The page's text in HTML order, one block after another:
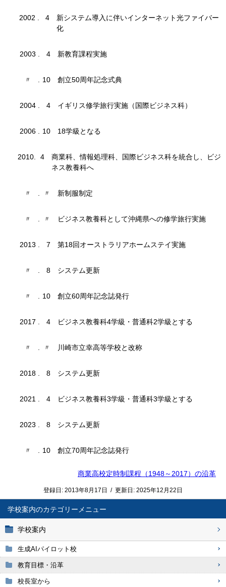
学校案内
学校案内
生成AIパイロット校
教育目標・沿革
校長室から
2002 4
新システム導入に伴いインターネット光ファイバー
化
2003 4 新教育課程実施
〃 10 創立50周年記念式典
2004 4 イギリス修学旅行実施（国際ビジネス科）
2006 10 18学級となる
2010 4
商業科、情報処理科、国際ビジネス科を統合し、ビジ
ネス教養科へ
〃 〃 新制服制定
〃 〃 ビジネス教養科として沖縄県への修学旅行実施
2013 7 第18回オーストラリアホームステイ実施
〃 8 システム更新
〃 10 創立60周年記念誌発行
2017 4 ビジネス教養科4学級・普通科2学級とする
〃 〃 川崎市立幸高等学校と改称
2018 8 システム更新
2021 4 ビジネス教養科3学級・普通科3学級とする
2023 8 システム更新
〃 10 創立70周年記念誌発行
商業高校定時制課程（1948～2017）の沿革
登録日: 2013年8月17日 / 更新日: 2025年12月22日